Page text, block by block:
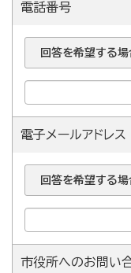
電話番号
回答を希望する場
電子メールアドレス
回答を希望する場
市役所へのお問い